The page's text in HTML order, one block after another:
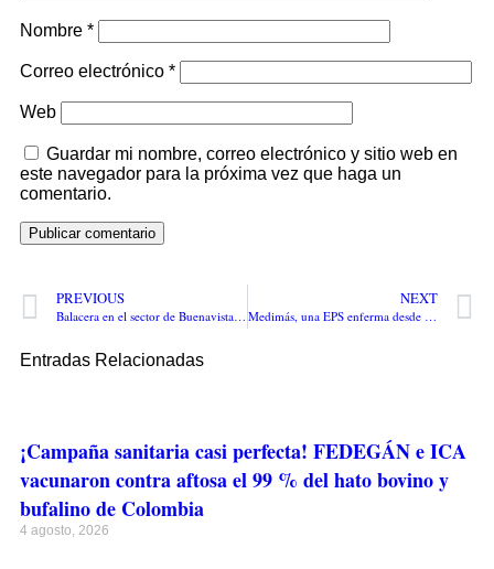
Nombre *
Correo electrónico *
Web
Guardar mi nombre, correo electrónico y sitio web en
este navegador para la próxima vez que haga un
comentario.
PREVIOUS
Balacera en el sector de Buenavista deja un presunto sicario venezolano muerto, y dos hermanos de los Daza heridos
NEXT
Medimás, una EPS enferma desde su origen. Una verdadera bomba de tiempo que le queda al nuevo gobierno: Procuraduría pide a la Supersalud su intervención forzosa
Entradas Relacionadas
¡Campaña sanitaria casi perfecta! FEDEGÁN e ICA
vacunaron contra aftosa el 99 % del hato bovino y
bufalino de Colombia
4 agosto, 2026